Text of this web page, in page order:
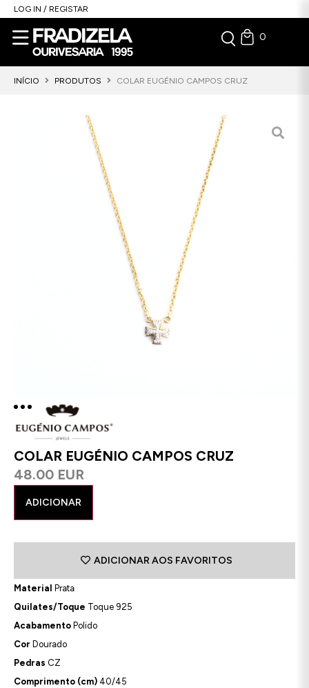
LOG IN / REGISTAR
0
INÍCIO PRODUTOS COLAR EUGÉNIO CAMPOS CRUZ
COLAR EUGÉNIO CAMPOS CRUZ
48.00 EUR
ADICIONAR
ADICIONAR AOS FAVORITOS
Material Prata
Quilates/Toque Toque 925
Acabamento Polido
Cor Dourado
Pedras CZ
Comprimento (cm) 40/45